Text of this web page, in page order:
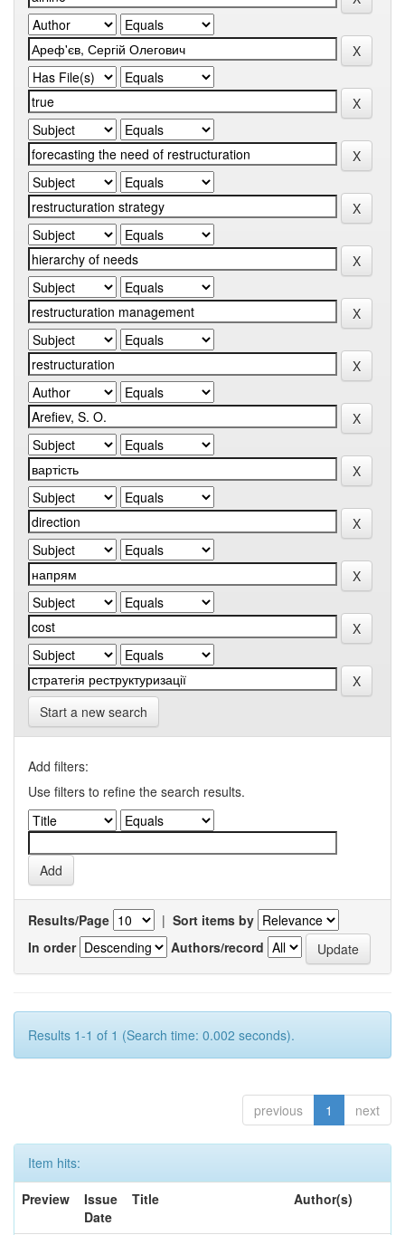
Start a new search
Add filters:
Use filters to refine the search results.
Results/Page | Sort items by
In order
Authors/record
Results 1-1 of 1 (Search time: 0.002 seconds).
previous 1 next
Item hits:
Preview
Issue
Date
Title Author(s)